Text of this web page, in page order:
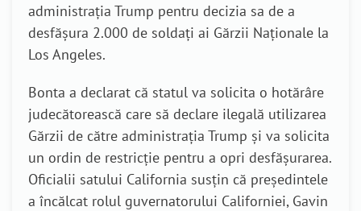
administrația Trump pentru decizia sa de a
desfășura 2.000 de soldați ai Gărzii Naționale la
Los Angeles.
Bonta a declarat că statul va solicita o hotărâre
judecătorească care să declare ilegală utilizarea
Gărzii de către administrația Trump și va solicita
un ordin de restricție pentru a opri desfășurarea.
Oficialii satului California susțin că președintele
a încălcat rolul guvernatorului Californiei, Gavin